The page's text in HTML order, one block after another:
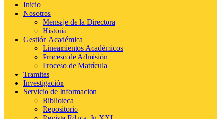
Inicio
Nosotros
Mensaje de la Directora
Historia
Gestión Académica
Lineamientos Académicos
Proceso de Admisión
Proceso de Matrícula
Tramites
Investigación
Servicio de Información
Biblioteca
Repositorio